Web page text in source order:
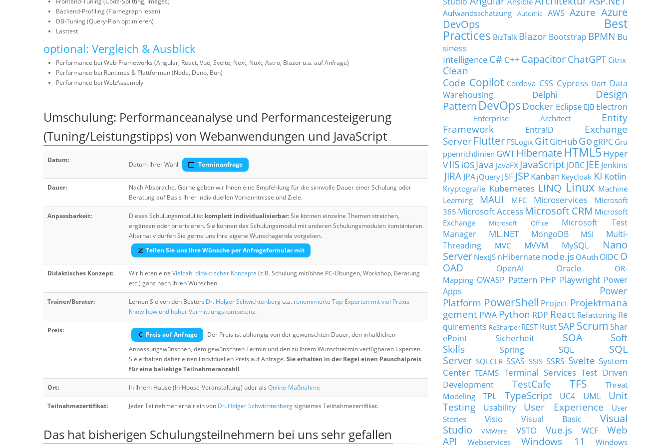
Backend-Profiling (Flamegraph lesen)
DB-Tuning (Query-Plan optimieren)
Lasttest
optional: Vergleich & Ausblick
Performance bei Web-Frameworks (Angular, React, Vue, Svelte, Next, Nuxt, Astro, Blazor u.a. auf Anfrage)
Performance bei Runtimes & Plattformen (Node, Deno, Bun)
Performance bei WebAssembly
Umschulung: Performanceanalyse und Performancesteigerung
(Tuning/Leistungstipps) von Webanwendungen und JavaScript
Datum:
Datum Ihrer Wahl Terminanfrage
Dauer:
Nach Absprache. Gerne geben wir Ihnen eine Empfehlung für die sinnvolle Dauer einer Schulung oder
Beratung auf Basis Ihrer individuellen Vorkenntnisse und Ziele.
Anpassbarkeit: Dieses Schulungsmodul ist komplett individualisierbar: Sie können einzelne Themen streichen,
ergänzen oder priorisieren. Sie können das Schulungsmodul mit anderen Schulungsmodulen kombinieren.
Alternativ dürfen Sie gerne uns Ihre eigene Wunschagenda vorgeben.
Teilen Sie uns Ihre Wünsche per Anfrageformular mit
Didaktisches Konzept: Wir bieten eine Vielzahl didaktischer Konzepte (z.B. Schulung mit/ohne PC-Übungen, Workshop, Beratung
etc.) ganz nach Ihren Wünschen.
Trainer/Berater: Lernen Sie von den Besten: Dr. Holger Schwichtenberg u.a. renommierte Top-Experten mit viel Praxis-
Know-how und hoher Vermittlungskompetenz.
Preis:
Preis auf Anfrage
Der Preis ist abhängig von der gewünschten Dauer, den inhaltlichen
Anpassungswünschen, dem gewünschten Termin und den zu Ihrem Wunschtermin verfügbaren Experten.
Sie erhalten daher einen iindviduellen Preis auf Anfrage.Sie erhalten in der Regel einen Pauschalpreis
für eine beliebige Teilnehmeranzahl!
Ort: In Ihrem Hause (In-House-Veranstaltung) oder als Online-Maßnahme
Teilnahmezertifikat: Jeder Teilnehmer erhält ein von Dr. Holger Schwichtenbergsigniertes Teilnahmezertifikat.
Das hat bisherigen Schulungsteilnehmern bei uns sehr gefallen
Aufwandsschätzung Automic AWS Azure Azure
DevOps
Best
Practices BizTalk Blazor Bootstrap BPMN Bu
siness
Intelligence C# C++ Capacitor ChatGPT Citrix
Clean
Code Copilot Cordova CSS Cypress Dart Data
Warehousing
Delphi
Design
Pattern DevOps Docker Eclipse EJB Electron
Enterprise Architect
Entity
Framework
EntraID
Exchange
Server Flutter FSLogix GitGitHubGo gRPC Gru
ppenrichtlinien GWT HibernateHTML5 Hyper
VIIS iOSJava JavaFX JavaScript JDBC JEE Jenkins
JIRA JPA jQuery JSF JSP Kanban Keycloak KI Kotlin
Kryptografie Kubernetes LINQ Linux Machine
Learning
MAUI MFC Microservices
Microsoft
365 Microsoft Access Microsoft CRM Microsoft
Exchange
Microsoft Office
Microsoft Test
Manager
ML.NET MongoDB MSI
Multi-
Threading
MVC MVVM MySQL
Nano
Server NextJS nHibernatenode.js OAuth OIDCO
OAD
OpenAI Oracle
OR-
Mapping OWASP Pattern PHP Playwright Power
Apps
Power
Platform PowerShell Project Projektmana
gement PWA Python RDP React Refactoring Re
quirements ReSharper REST Rust SAP Scrum Shar
ePoint
Sicherheit SOA
Soft
Skills
Spring SQL
SQL
Server SQLCLR SSAS SSIS SSRS Svelte System
Center TEAMS Terminal Services Test Driven
Development
TestCafe TFS
Threat
Modeling
TPL TypeScript UC4 UML
Unit
Testing
Usability User Experience
User
Stories
Visio Visual Basic
Visual
Studio
VMWare VSTO Vue.js WCF
Web
API
Webservices Windows 11 Windows